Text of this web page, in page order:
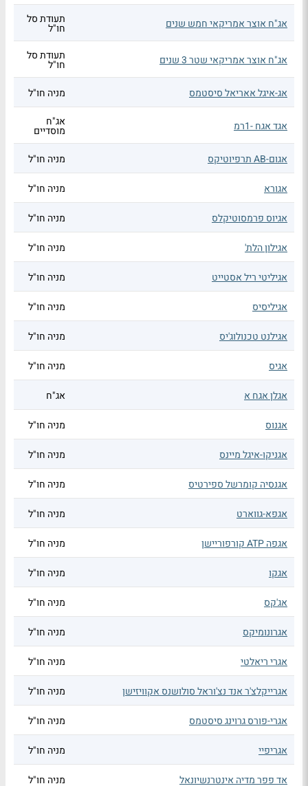
אג"ח אוצר אמריקאי חמש שנים תעודת סל
חו"ל
אג"ח אוצר אמריקאי שטר 3 שנים תעודת סל
חו"ל
אג-איגל אאריאל סיסטמס
מניה חו"ל
אגד אגח -1רמ אג"ח
מוסדיים
אגום-AB תרפיוטיקס
מניה חו"ל
אגורא מניה חו"ל
אגיוס פרמסוטיקלס מניה חו"ל
אגילון הלת' מניה חו"ל
אגיליטי ריל אסטייט מניה חו"ל
אגיליסיס מניה חו"ל
אגילנט טכנולוג'יס מניה חו"ל
אגיס מניה חו"ל
אגלן אגח א אג"ח
אגנוס מניה חו"ל
אגניקו-איגל מיינס מניה חו"ל
אגנסיה קומרשל ספירטיס מניה חו"ל
אגפא-גווארט מניה חו"ל
אגפה ATP קורפוריישן מניה חו"ל
אגקו מניה חו"ל
אג'קס מניה חו"ל
אגרונומיקס מניה חו"ל
אגרי ריאלטי מניה חו"ל
אגרייקלצ'ר אנד נצ'וראל סולושנס אקוויזישן מניה חו"ל
אגרי-פורס גרוינג סיסטמס מניה חו"ל
אגריפיי מניה חו"ל
אד פפר מדיה אינטרנשיונאל מניה חו"ל